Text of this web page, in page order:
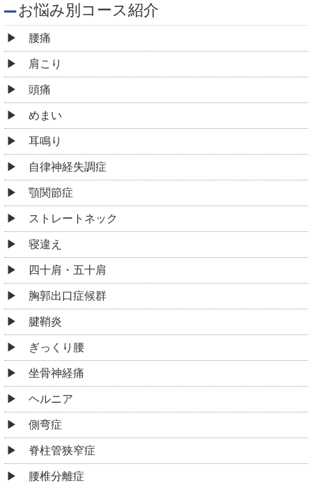
お悩み別コース紹介
腰痛
肩こり
頭痛
めまい
耳鳴り
自律神経失調症
顎関節症
ストレートネック
寝違え
四十肩・五十肩
胸郭出口症候群
腱鞘炎
ぎっくり腰
坐骨神経痛
ヘルニア
側弯症
脊柱管狭窄症
腰椎分離症